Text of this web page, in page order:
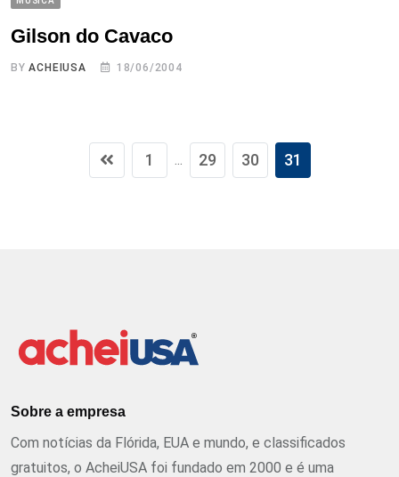
Gilson do Cavaco
BYACHEIUSA 18/06/2004
1 ... 29 30 31
Sobre a empresa
Com notícias da Flórida, EUA e mundo, e classificados
gratuitos, o AcheiUSA foi fundado em 2000 e é uma